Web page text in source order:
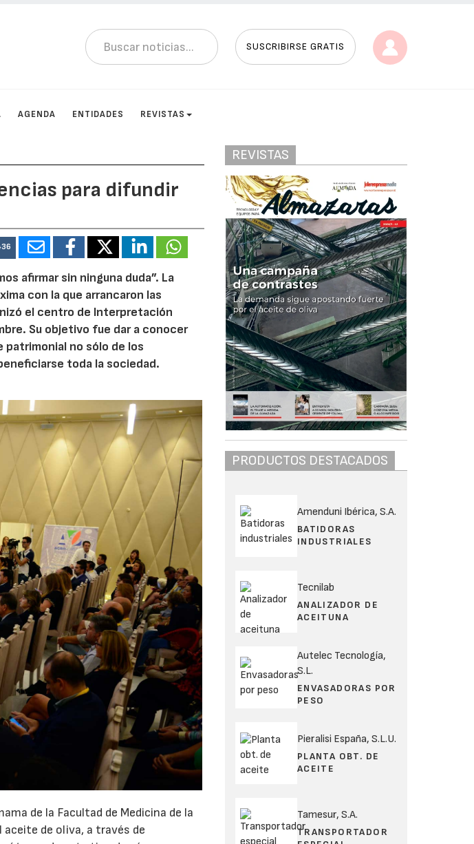
SUSCRIBIRSE GRATIS
AGENDA ENTIDADES REVISTAS
para difundir
afirmar sin ninguna duda”. La
con la que arrancaron las
el centro de Interpretación
Su objetivo fue dar a conocer
no sólo de los
toda la sociedad.
de la Facultad de Medicina de la
de oliva, a través de
REVISTAS
PRODUCTOS DESTACADOS
Amenduni Ibérica, S.A.
BATIDORAS
INDUSTRIALES
Tecnilab
ANALIZADOR DE
ACEITUNA
Autelec Tecnología,
S.L.
ENVASADORAS POR
PESO
Pieralisi España, S.L.U.
PLANTA OBT. DE
ACEITE
Tamesur, S.A.
TRANSPORTADOR